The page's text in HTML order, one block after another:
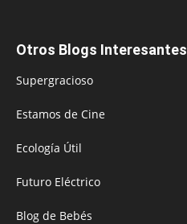
Otros Blogs Interesantes
Supergracioso
Estamos de Cine
Ecología Útil
Futuro Eléctrico
Blog de Bebés